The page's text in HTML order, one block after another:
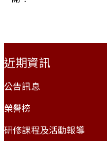
近期資訊
公告訊息
榮譽榜
研修課程及活動報導